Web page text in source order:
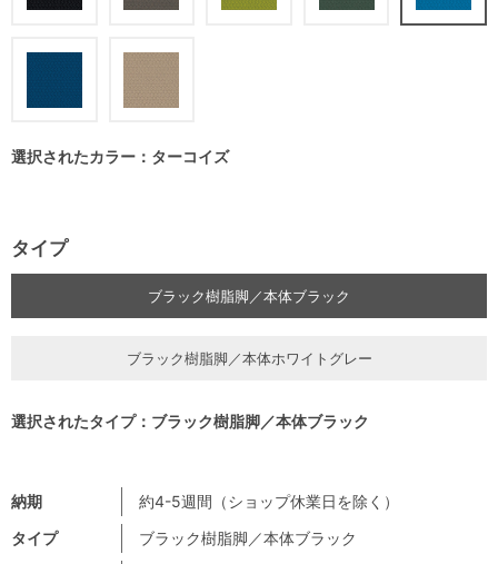
納期
約4-5週間（ショップ休業日を除く）
タイプ
ブラック樹脂脚／本体ブラック
選択されたカラー：ターコイズ
タイプ
ブラック樹脂脚／本体ブラック
ブラック樹脂脚／本体ホワイトグレー
選択されたタイプ：ブラック樹脂脚／本体ブラック